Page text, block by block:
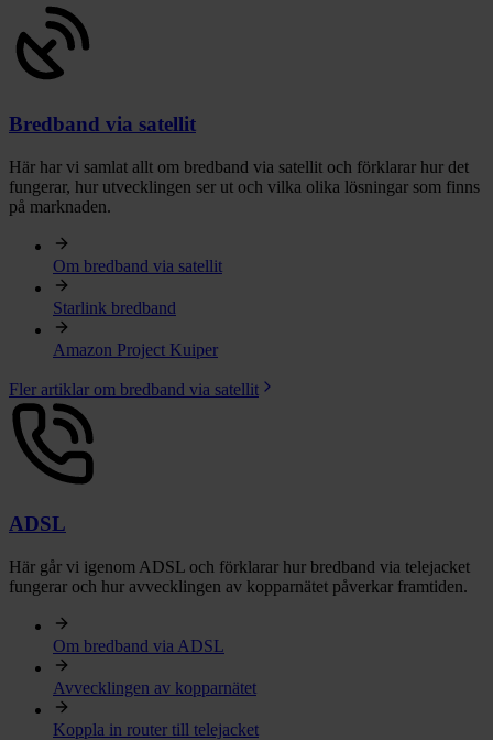
Bredband via satellit
Här har vi samlat allt om bredband via satellit och förklarar hur det
fungerar, hur utvecklingen ser ut och vilka olika lösningar som finns
på marknaden.
Om bredband via satellit
Starlink bredband
Amazon Project Kuiper
Fler artiklar om bredband via satellit
ADSL
Här går vi igenom ADSL och förklarar hur bredband via telejacket
fungerar och hur avvecklingen av kopparnätet påverkar framtiden.
Om bredband via ADSL
Avvecklingen av kopparnätet
Koppla in router till telejacket